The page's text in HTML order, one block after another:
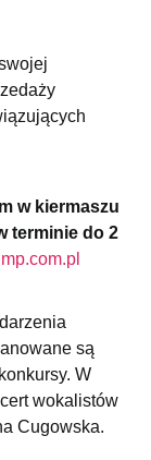
w kiermaszu
terminie do 2
są
W
wokalistów
Cugowska.